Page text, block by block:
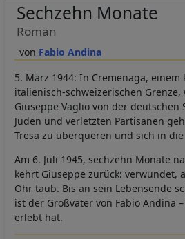
Fabio Andina
Sechzehn Monate
Roman
5. März 1944: In Cremenaga,
italienisch-schweizerischen
Giuseppe Vaglio von der deutschen
Juden und verletzten Partisanen
Tresa zu überqueren und sich in
Am 6. Juli 1945, sechzehn Monate
kehrt Giuseppe zurück: verwundet,
Ohr taub. Bis an sein Lebensende
ist der Großvater von Fabio Andina
erlebt hat.